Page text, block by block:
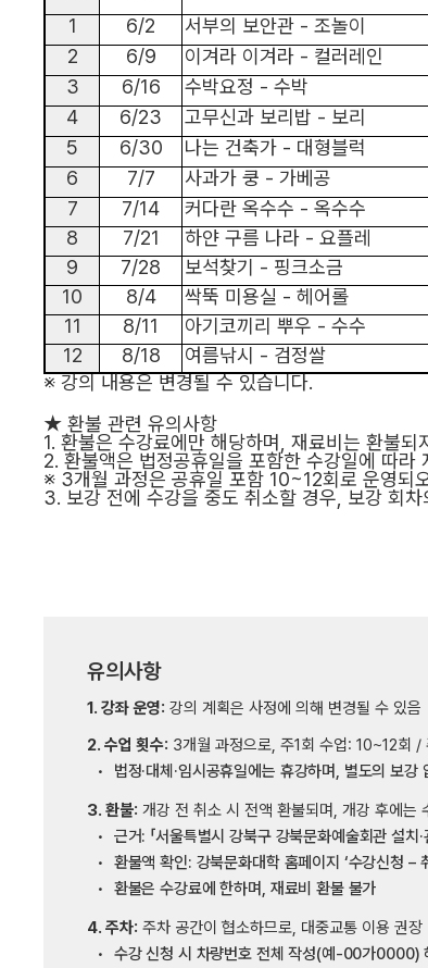
1
6/2 서부의 보안관 - 조놀이
2
6/9 이겨라 이겨라 - 컬러레인
3
6/16 수박요정 - 수박
4
6/23 고무신과 보리밥 - 보리
5
6/30 나는 건축가 - 대형블럭
6
7/7 사과가 쿵 - 가베공
7
7/14 커다란 옥수수 - 옥수수
8
7/21 하얀 구름 나라 - 요플레
9
7/28 보석찾기 - 핑크소금
10
8/4 싹뚝 미용실 - 헤어롤
11
8/11 아기코끼리 뿌우 - 수수
12
8/18 여름낚시 - 검정쌀
※ 강의 내용은 변경될 수 있습니다.
★ 환불 관련 유의사항
1. 환불은 수강료에만 해당하며 재료비는 환불되
2. 환불액은 법정공휴일을 포함한 수강일에 따라
※ 3개월 과정은 공휴일 포함 10~12회로 운영되
3. 보강 전에 수강을 중도 취소할 경우 보강 회
유의사항
1. 강좌 운영: 강의 계획은 사정에 의해 변경될 수 있음
2. 수업 횟수: 3개월 과정으로, 주1회 수업: 10~12회
법정·대체·임시공휴일에는 휴강하며, 별도의 보강
3. 환불: 개강 전 취소 시 전액 환불되며, 개강 후에는
근거: 「서울특별시 강북구 강북문화예술회관 설
환불액 확인: 강북문화대학 홈페이지 ‘수강신청 –
환불은 수강료에 한하며, 재료비 환불 불가
4. 주차: 주차 공간이 협소하므로, 대중교통 이용 권장
수강 신청 시 차량번호 전체 작성(예-00가0000)